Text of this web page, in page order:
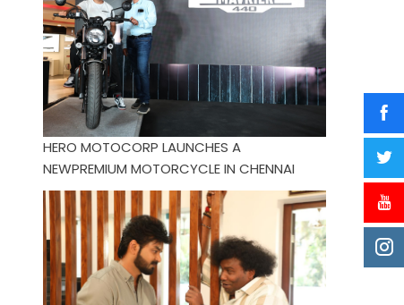
HERO MOTOCORP LAUNCHES A
NEWPREMIUM MOTORCYCLE IN CHENNAI